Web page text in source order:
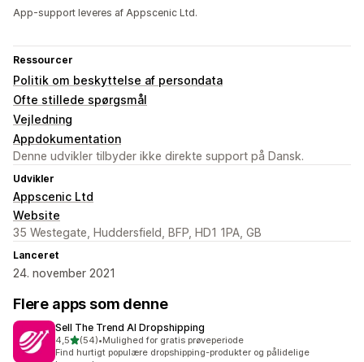
App-support leveres af Appscenic Ltd.
Ressourcer
Politik om beskyttelse af persondata
Ofte stillede spørgsmål
Vejledning
Appdokumentation
Denne udvikler tilbyder ikke direkte support på Dansk.
Udvikler
Appscenic Ltd
Website
35 Westegate, Huddersfield, BFP, HD1 1PA, GB
Lanceret
24. november 2021
Flere apps som denne
Sell The Trend AI Dropshipping
4,5ud af 5 stjerner
(54)
54 anmeldelser i alt
•Mulighed for gratis prøveperiode
Find hurtigt populære dropshipping-produkter og pålidelige